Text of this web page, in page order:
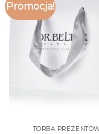
Promocja!
TORBA